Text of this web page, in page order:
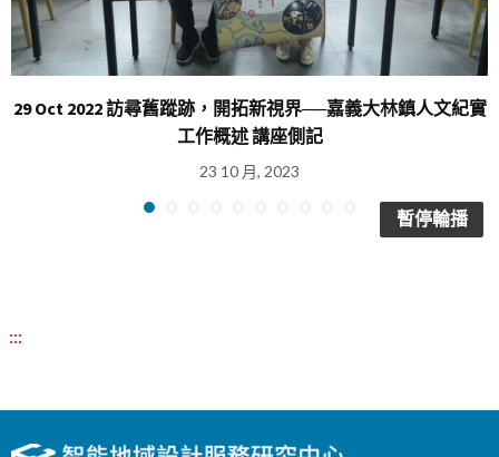
29 Oct 2022 訪尋舊蹤跡，開拓新視界──嘉義大林鎮人文紀實
工作概述 講座側記
23 10 月, 2023
暫停輪播
:::